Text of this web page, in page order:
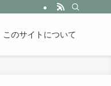
このサイトについて